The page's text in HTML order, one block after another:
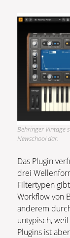
Behringer Vintage
Newschool dar.
Das Plugin
drei
Filtertypen
Workflow von
anderem
untypisch,
Plugins ist